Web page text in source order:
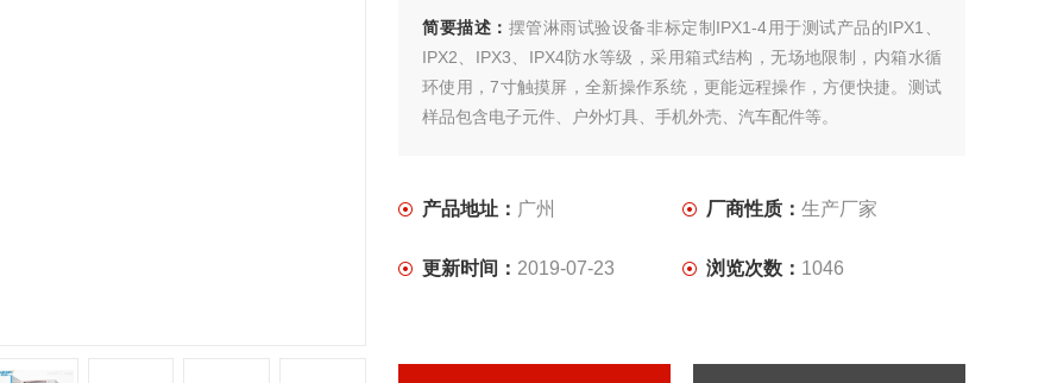
简要描述： 摆管淋雨试验设备非标定制IPX1-4用于测试产品的IPX1、
IPX2、IPX3、IPX4防水等级，采用箱式结构，无场地限制，内箱水循
环使用，7寸触摸屏，全新操作系统，更能远程操作，方便快捷。测试
样品包含电子元件、户外灯具、手机外壳、汽车配件等。
产品地址： 广州 厂商性质： 生产厂家
更新时间： 2019-07-23 浏览次数： 1046